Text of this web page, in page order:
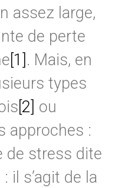
assez large,
de perte
[1] . Mais, en
types
[2] ou
approches :
de stress dite
il s’agit de la